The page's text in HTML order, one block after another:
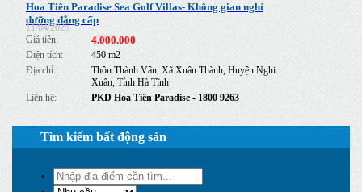
Hoa Tiên Paradise Sea Golf Villas- Không gian nghỉ
dưỡng đẳng cấp
11/04/2025
Giá tiền:
4.000.000
Diện tích:
450 m2
Địa chỉ:
Thôn Thành Vân, Xã Xuân Thành, Huyện Nghi
Xuân, Tỉnh Hà Tĩnh
Liên hệ:
PKD Hoa Tiên Paradise- 1800 9263
Tìm kiếm bất động sản